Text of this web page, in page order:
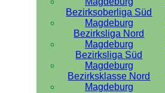
Bezirksoberliga Süd
Magdeburg
Bezirksliga Nord
Magdeburg
Bezirksliga Süd
Magdeburg
Bezirksklasse Nord
Magdeburg